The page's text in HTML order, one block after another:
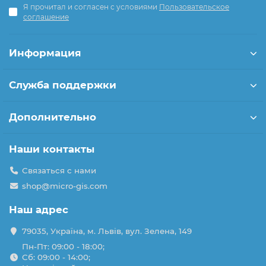
Важным фактором при выборе детской обуви является
ее размер. Обувь должна быть подобрана с учетом
нанести вреда ноге.
важный элемент заботы о здоровье растущего
предотвращает возникновение плоскостопия и других
Я прочитал и согласен с условиями Пользовательское
соглашение
Информация
Служба поддержки
Дополнительно
Наши контакты
Связаться с нами
shop@micro-gis.com
Наш адрес
79035, Україна, м. Львів, вул. Зелена, 149
Пн-Пт: 09:00 - 18:00;
Сб: 09:00 - 14:00;